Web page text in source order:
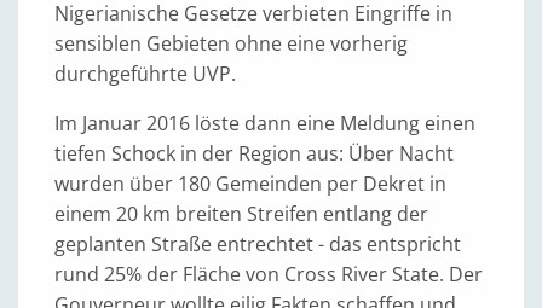
Nigerianische Gesetze verbieten Eingriffe in
sensiblen Gebieten ohne eine vorherig
durchgeführte UVP.
Im Januar 2016 löste dann eine Meldung einen
tiefen Schock in der Region aus: Über Nacht
wurden über 180 Gemeinden per Dekret in
einem 20 km breiten Streifen entlang der
geplanten Straße entrechtet - das entspricht
rund 25% der Fläche von Cross River State. Der